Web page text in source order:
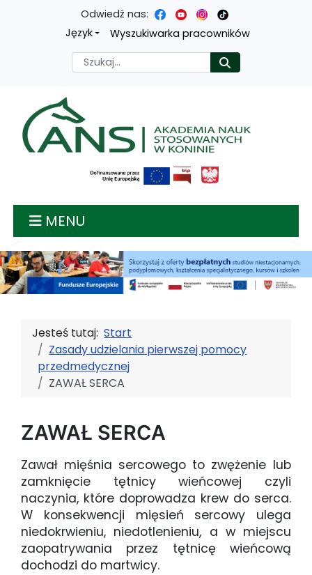
Przejdź
treści
głównej
Przejdź
menu
nawigacyjnego
Przejdź
wyszukiwarki
Przejdź
mapy
strony
Odwiedź nas:
Język
Wyszukiwarka pracowników
Szukaj
Akademia nauk
MENU
Jesteś tutaj:Start
Zasady udzielania pierwszej pomocy
przedmedycznej
ZAWAŁ SERCA
ZAWAŁ SERCA
Zawał mięśnia sercowego to zwężenie lub
zamknięcie tętnicy wieńcowej czyli
naczynia, które doprowadza krew do serca.
W konsekwencji mięsień sercowy ulega
niedokrwieniu, niedotlenieniu, a w miejscu
zaopatrywania przez tętnicę wieńcową
dochodzi do martwicy.